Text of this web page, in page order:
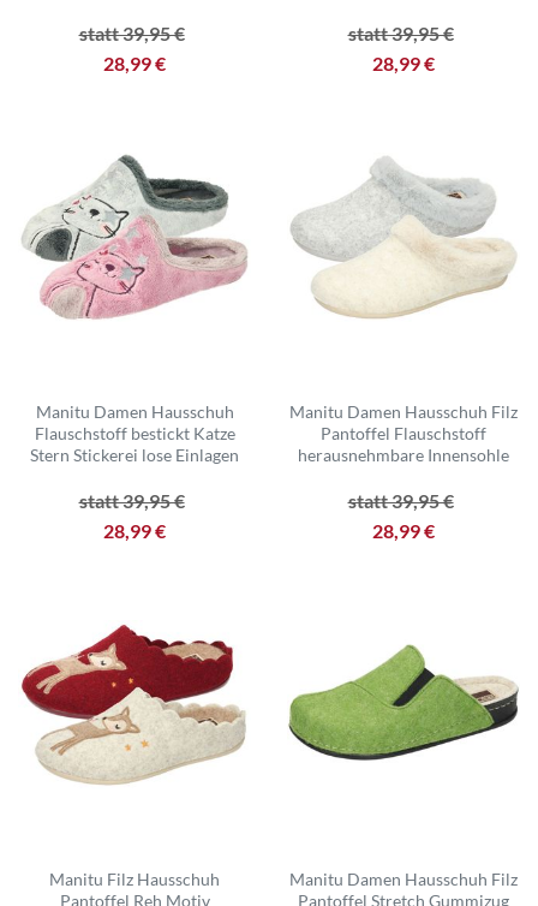
statt 39,95 €
28,99 €
statt 39,95 €
28,99 €
Manitu Damen Hausschuh
Flauschstoff bestickt Katze
Stern Stickerei lose Einlagen
statt 39,95 €
28,99 €
Manitu Damen Hausschuh Filz
Pantoffel Flauschstoff
herausnehmbare Innensohle
statt 39,95 €
28,99 €
Manitu Filz Hausschuh
Pantoffel Reh Motiv
Manitu Damen Hausschuh Filz
Pantoffel Stretch Gummizug